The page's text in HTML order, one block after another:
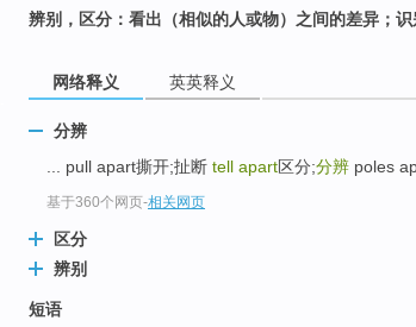
辨别，区分：看出（相似的人或物）之间的差异；识
网络释义 英英释义
分辨
... pull apart撕开;扯断 tell apart区分;分辨 poles
基于360个网页-相关网页
区分
辨别
短语